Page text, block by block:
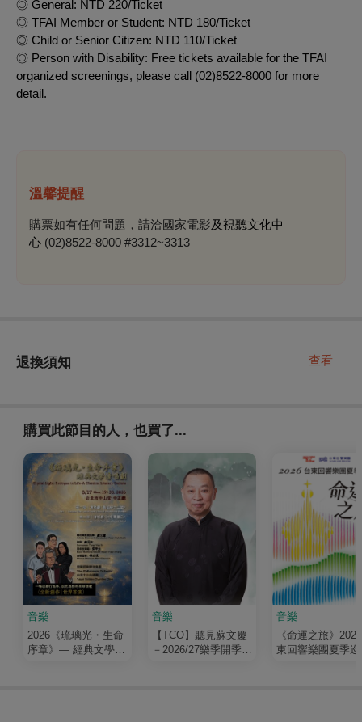
◎ General: NTD 220/Ticket
◎ TFAI Member or Student: NTD 180/Ticket
◎ Child or Senior Citizen: NTD 110/Ticket
◎ Person with Disability: Free tickets available for the TFAI
organized screenings, please call (02)8522-8000 for more
detail.
溫馨提醒
購票如有任何問題，請洽國家電影及視聽文化中
心 (02)8522-8000 #3312~3313
退換須知 查看
購買此節目的人，也買了...
音樂
2026《琉璃光・生命
序章》— 經典文學清
音樂
【TCO】聽見蘇文慶
－2026/27樂季開季音
音樂
《命運之旅》
東回響樂團夏季巡